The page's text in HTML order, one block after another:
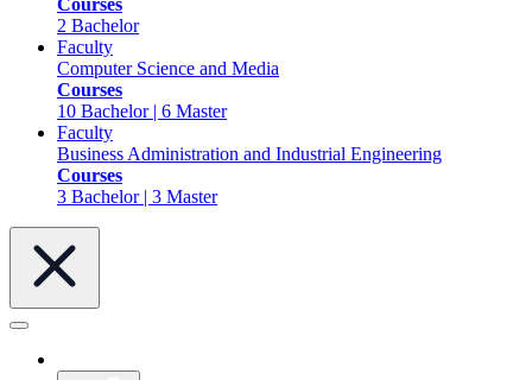
Courses
2 Bachelor
Faculty
Computer Science and Media
Courses
10 Bachelor | 6 Master
Faculty
Business Administration and Industrial Engineering
Courses
3 Bachelor | 3 Master